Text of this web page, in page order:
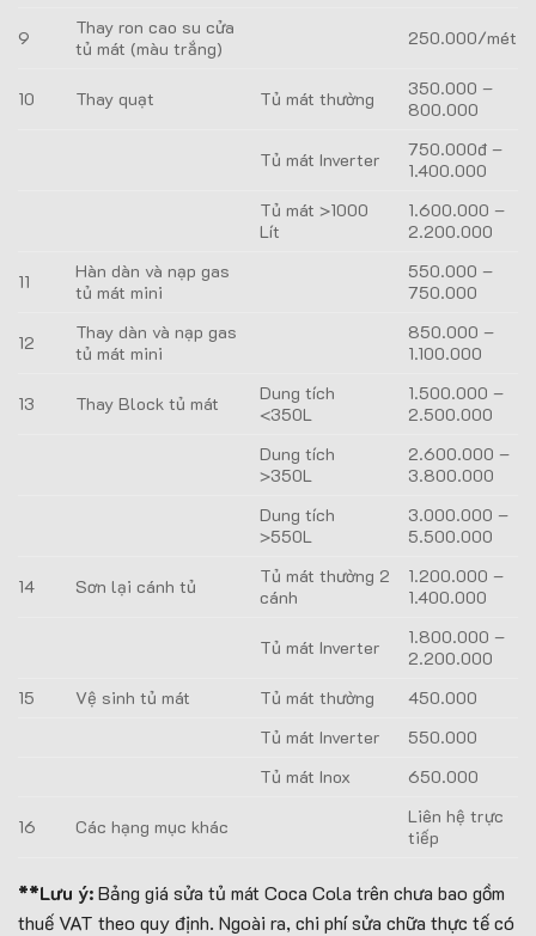
9
Thay ron cao su cửa
tủ mát (màu trắng)
250.000/mét
10 Thay quạt Tủ mát thường
350.000 –
800.000
Tủ mát Inverter
750.000đ –
1.400.000
Tủ mát >1000
Lít
1.600.000 –
2.200.000
11
Hàn dàn và nạp gas
tủ mát mini
550.000 –
750.000
12
Thay dàn và nạp gas
tủ mát mini
850.000 –
1.100.000
13 Thay Block tủ mát
Dung tích
<350L
1.500.000 –
2.500.000
Dung tích
>350L
2.600.000 –
3.800.000
Dung tích
>550L
3.000.000 –
5.500.000
14 Sơn lại cánh tủ
Tủ mát thường 2
cánh
1.200.000 –
1.400.000
Tủ mát Inverter
1.800.000 –
2.200.000
15
Vệ sinh tủ mát Tủ mát thường
450.000
Tủ mát Inverter
550.000
Tủ mát Inox
650.000
16 Các hạng mục khác
Liên hệ trực
tiếp
**Lưu ý:Bảng giá sửa tủ mát Coca Cola trên chưa bao gồm
thuế VAT theo quy định. Ngoài ra, chi phí sửa chữa thực tế có